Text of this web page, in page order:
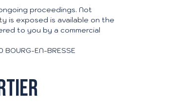
proceedings. Not
is exposed is available on the
to you by a commercial
EN-BRESSE